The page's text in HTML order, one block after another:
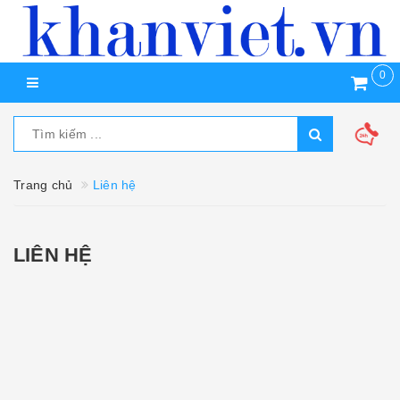
0
Trang chủ Liên hệ
LIÊN HỆ